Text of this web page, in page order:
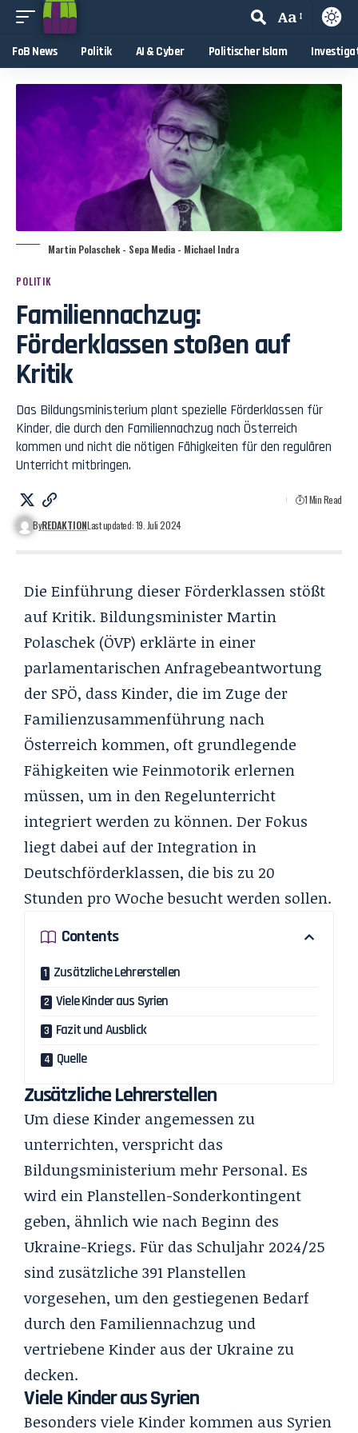
Aa
FoB News Politik AI & Cyber Politischer Islam
Martin Polaschek - Sepa Media - Michael Indra
POLITIK
Familiennachzug:
Förderklassen stoßen auf
Kritik
Das Bildungsministerium plant spezielle Förderklassen für
Kinder, die durch den Familiennachzug nach Österreich
kommen und nicht die nötigen Fähigkeiten für den regulären
Unterricht mitbringen.
ByREDAKTIONLast updated: 19. Juli 2024
1 Min Read
Die Einführung dieser Förderklassen stößt
auf Kritik. Bildungsminister Martin
Polaschek (ÖVP) erklärte in einer
parlamentarischen Anfragebeantwortung
der SPÖ, dass Kinder, die im Zuge der
Familienzusammenführung nach
Österreich kommen, oft grundlegende
Fähigkeiten wie Feinmotorik erlernen
müssen, um in den Regelunterricht
integriert werden zu können. Der Fokus
liegt dabei auf der Integration in
Deutschförderklassen, die bis zu 20
Stunden pro Woche besucht werden sollen.
Contents
Zusätzliche Lehrerstellen
Viele Kinder aus Syrien
Fazit und Ausblick
Quelle
Zusätzliche Lehrerstellen
Um diese Kinder angemessen zu
unterrichten, verspricht das
Bildungsministerium mehr Personal. Es
wird ein Planstellen-Sonderkontingent
geben, ähnlich wie nach Beginn des
Ukraine-Kriegs. Für das Schuljahr 2024/25
sind zusätzliche 391 Planstellen
vorgesehen, um den gestiegenen Bedarf
durch den Familiennachzug und
vertriebene Kinder aus der Ukraine zu
decken.
Viele Kinder aus Syrien
Besonders viele Kinder kommen aus Syrien